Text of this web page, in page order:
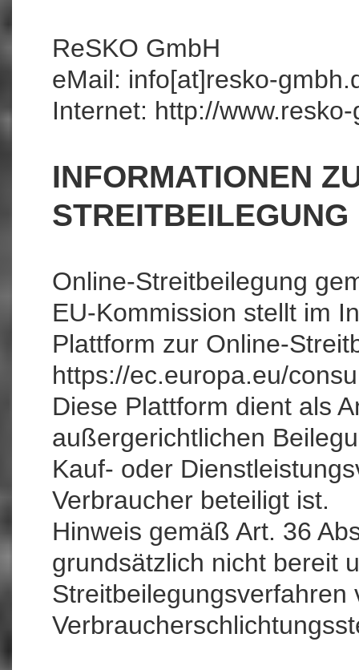
ReSKO GmbH
eMail: info[at]resko-
Internet: http://
INFORMATIONEN
STREITBEILEGUNG
Online-Streitbeilegung
EU-Kommission stellt im
Plattform zur Online-
https://ec.europa.eu/
Diese Plattform dient als
außergerichtlichen
Kauf- oder
Verbraucher beteiligt ist.
Hinweis gemäß Art. 36
grundsätzlich nicht bereit
Streitbeilegungsverfahren